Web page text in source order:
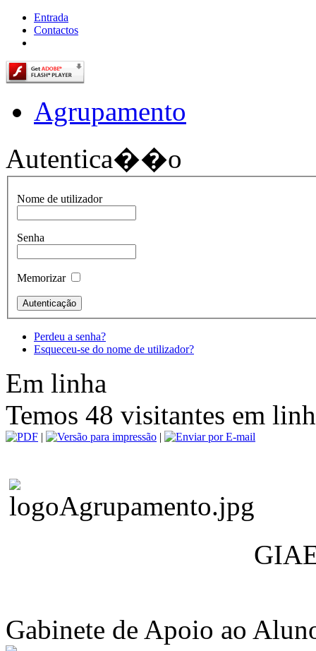
Entrada
Contactos
Agrupamento
Autentica��o
Nome de utilizador
Senha
Memorizar
Perdeu a senha?
Esqueceu-se do nome de utilizador?
Em linha
Temos 48 visitantes em
| |
Gabinete de Apoio ao